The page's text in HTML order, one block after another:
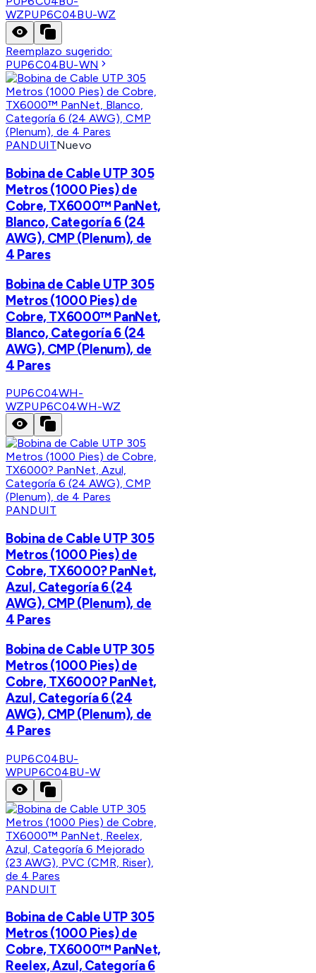
WZPUP6C04BU-WZ
Reemplazo sugerido:
PUP6C04BU-WN
PANDUITNuevo
Bobina de Cable UTP 305
Metros (1000 Pies) de
Cobre, TX6000™ PanNet,
Blanco, Categoría 6 (24
AWG), CMP (Plenum), de
4 Pares
Bobina de Cable UTP 305
Metros (1000 Pies) de
Cobre, TX6000™ PanNet,
Blanco, Categoría 6 (24
AWG), CMP (Plenum), de
4 Pares
PUP6C04WH-
WZPUP6C04WH-WZ
PANDUIT
Bobina de Cable UTP 305
Metros (1000 Pies) de
Cobre, TX6000? PanNet,
Azul, Categoría 6 (24
AWG), CMP (Plenum), de
4 Pares
Bobina de Cable UTP 305
Metros (1000 Pies) de
Cobre, TX6000? PanNet,
Azul, Categoría 6 (24
AWG), CMP (Plenum), de
4 Pares
PUP6C04BU-
WPUP6C04BU-W
PANDUIT
Bobina de Cable UTP 305
Metros (1000 Pies) de
Cobre, TX6000™ PanNet,
Reelex, Azul, Categoría 6